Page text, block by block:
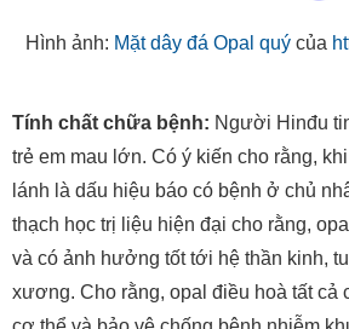
Hình ảnh: Mặt dây đá Opal quýcủa
Tính chất chữa bệnh: Người Hinđu
trẻ em mau lớn. Có ý kiến cho rằng,
lánh là dấu hiệu báo có bệnh ở chủ
thạch học trị liệu hiện đại cho rằng,
và có ảnh hưởng tốt tới hệ thần kinh,
xương. Cho rằng, opal điều hoà tất cả